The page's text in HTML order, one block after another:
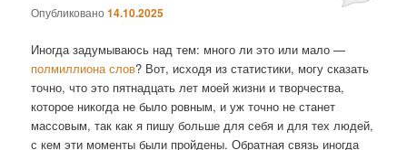
Опубликовано14.10.2025
Иногда задумываюсь над тем: много ли это или мало —
полмиллиона слов? Вот, исходя из статистики, могу сказать
точно, что это пятнадцать лет моей жизни и творчества,
которое никогда не было ровным, и уж точно не станет
массовым, так как я пишу больше для себя и для тех людей,
с кем эти моменты были пройдены. Обратная связь иногда